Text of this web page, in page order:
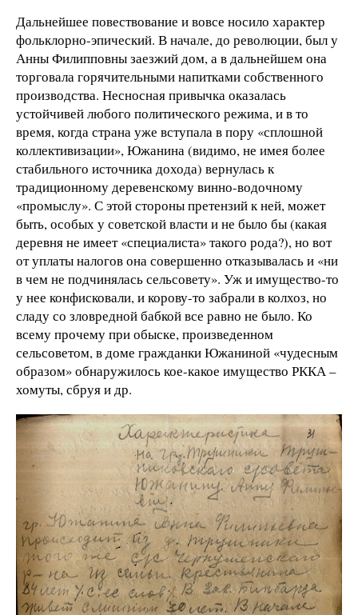
Дальнейшее повествование и вовсе носило характер
фольклорно-эпический. В начале, до революции, был у
Анны Филипповны заезжий дом, а в дальнейшем она
торговала горячительными напитками собственного
производства. Несносная привычка оказалась
устойчивей любого политического режима, и в то
время, когда страна уже вступала в пору «сплошной
коллективизации», Южанина (видимо, не имея более
стабильного источника дохода) вернулась к
традиционному деревенскому винно-водочному
«промыслу». С этой стороны претензий к ней, может
быть, особых у советской власти и не было бы (какая
деревня не имеет «специалиста» такого рода?), но вот
от уплаты налогов она совершенно отказывалась и «ни
в чем не подчинялась сельсовету». Уж и имущество-то
у нее конфисковали, и корову-то забрали в колхоз, но
сладу со зловредной бабкой все равно не было. Ко
всему прочему при обыске, произведенном
сельсоветом, в доме гражданки Южаниной «чудесным
образом» обнаружилось кое-какое имущество РККА –
хомуты, сбруя и др.